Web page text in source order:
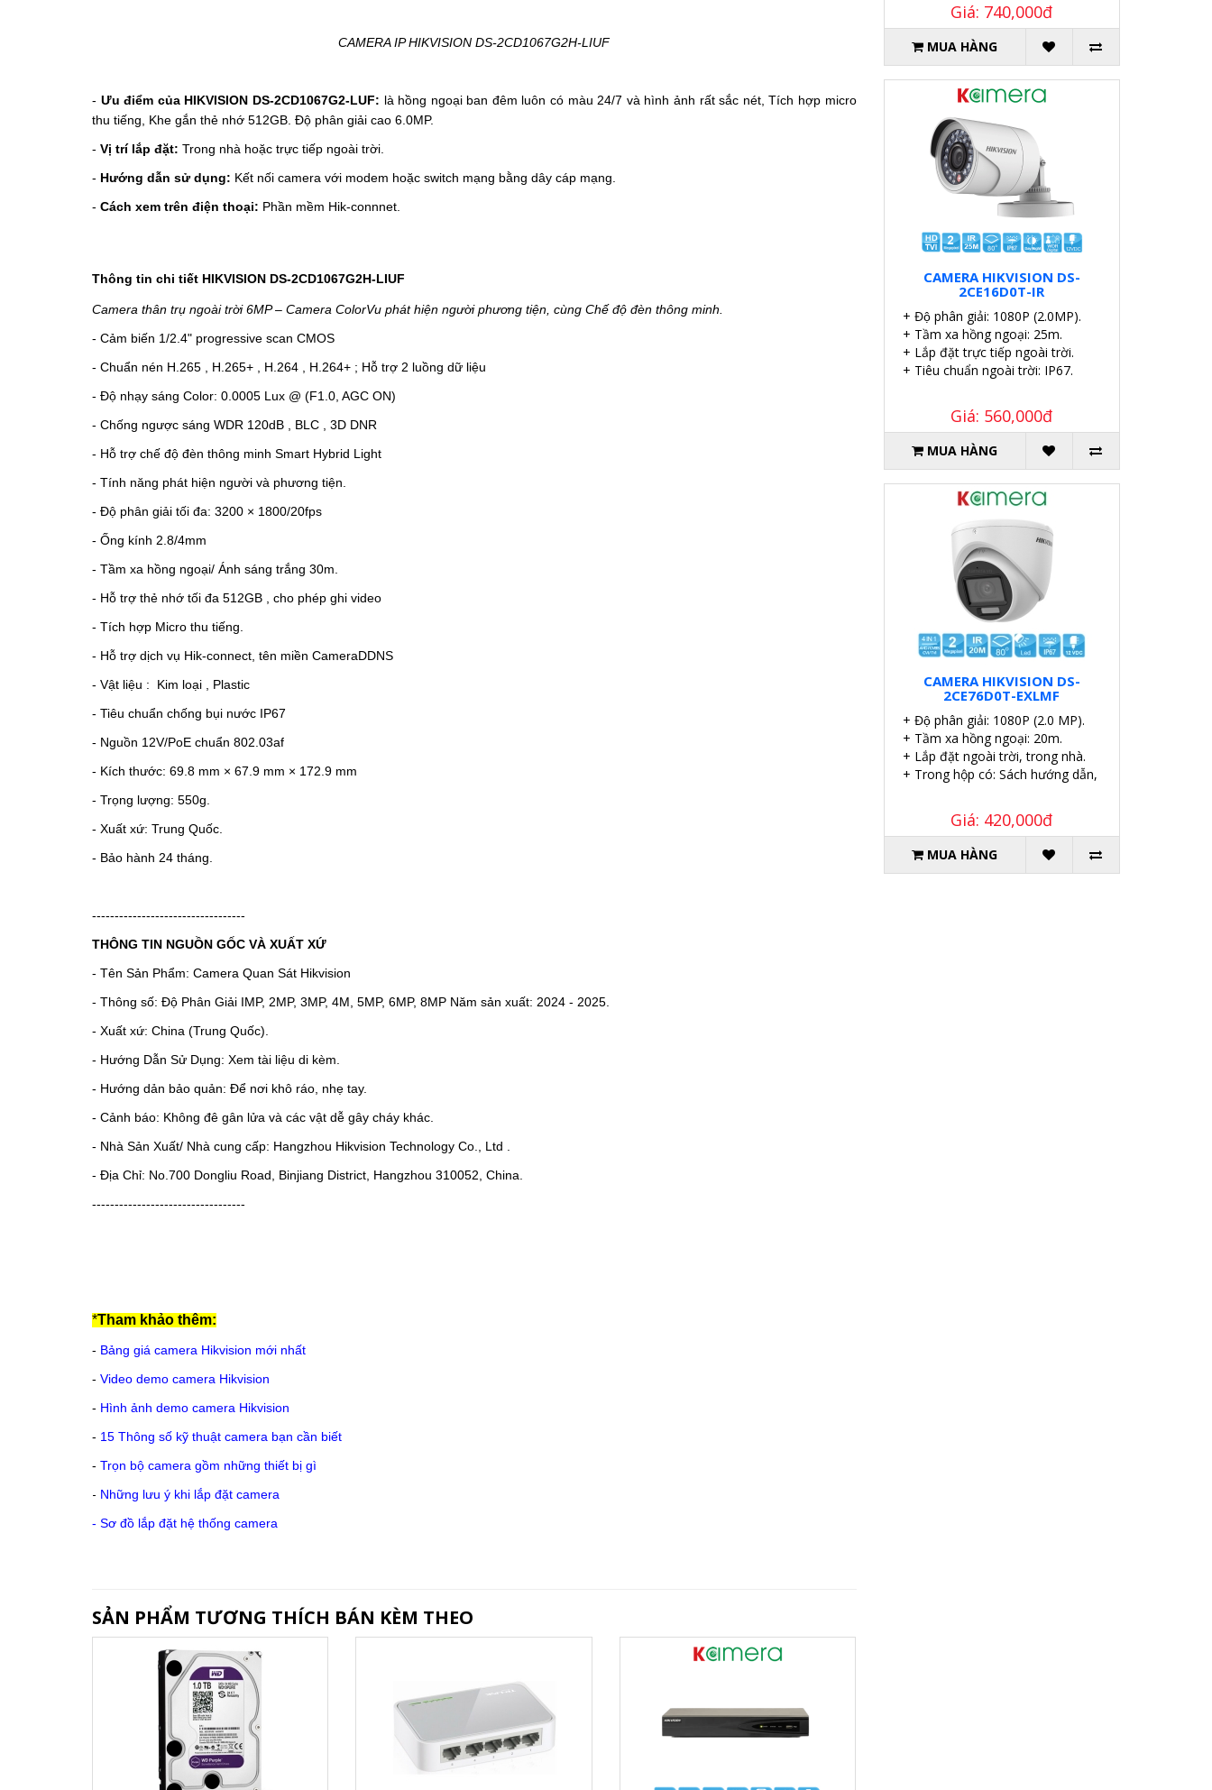
CAMERA IP HIKVISION DS-2CD1067G2H-LIUF
- Ưu điểm của HIKVISION DS-2CD1067G2-LUF: là hồng ngoại ban đêm luôn có màu 24/7 và hình ảnh rất sắc nét,Tích hợp micro
thu tiếng, Khe gắn thẻ nhớ 512GB. Độ phân giải cao 6.0MP.
- Vị trí lắp đặt: Trong nhà hoặc trực tiếp ngoài trời.
- Hướng dẫn sử dụng: Kết nối camera với modem hoặc switch mạng bằng dây cáp mạng.
- Cách xem trên điện thoại: Phần mềm Hik-connnet.
Thông tin chi tiết HIKVISION DS-2CD1067G2H-LIUF
Camera thân trụ ngoài trời 6MP – Camera ColorVu phát hiện người phương tiện, cùng Chế độ đèn thông minh.
- Cảm biến 1/2.4" progressive scan CMOS
- Chuẩn nén H.265 , H.265+ , H.264 , H.264+ ; Hỗ trợ 2 luồng dữ liệu
- Độ nhạy sáng Color: 0.0005 Lux @ (F1.0, AGC ON)
- Chống ngược sáng WDR 120dB , BLC , 3D DNR
- Hỗ trợ chế độ đèn thông minh Smart Hybrid Light
- Tính năng phát hiện người và phương tiện.
- Độ phân giải tối đa: 3200 × 1800/20fps
- Ống kính 2.8/4mm
- Tầm xa hồng ngoại/ Ánh sáng trắng 30m.
- Hỗ trợ thẻ nhớ tối đa 512GB , cho phép ghi video
- Tích hợp Micro thu tiếng.
- Hỗ trợ dịch vụ Hik-connect, tên miền CameraDDNS
- Vật liệu :
Kim loại , Plastic
- Tiêu chuẩn chống bụi nước IP67
- Nguồn 12V/PoE chuẩn 802.03af
- Kích thước: 69.8 mm × 67.9 mm × 172.9 mm
- Trọng lượng: 550g.
- Xuất xứ: Trung Quốc.
- Bảo hành 24 tháng.
----------------------------------
THÔNG TIN NGUỒN GỐC VÀ XUẤT XỨ
- Tên Sản Phẩm: Camera Quan Sát Hikvision
- Thông số: Độ Phân Giải IMP, 2MP, 3MP, 4M, 5MP, 6MP, 8MP Năm sản xuất: 2024 - 2025.
- Xuất xứ: China (Trung Quốc).
- Hướng Dẫn Sử Dụng: Xem tài liệu di kèm.
- Hướng dản bảo quản: Để nơi khô ráo, nhẹ tay.
- Cảnh báo: Không đê gân lửa và các vật dễ gây cháy khác.
- Nhà Sản Xuất/ Nhà cung cấp: Hangzhou Hikvision Technology Co., Ltd .
- Địa Chỉ: No.700 Dongliu Road, Binjiang District, Hangzhou 310052, China.
----------------------------------
*Tham khảo thêm:
- Bảng giá camera Hikvision mới nhất
- Video demo camera Hikvision
- Hình ảnh demo camera Hikvision
- 15 Thông số kỹ thuật camera bạn cần biết
- Trọn bộ camera gồm những thiết bị gì
- Những lưu ý khi lắp đặt camera
- Sơ đồ lắp đặt hệ thống camera
SẢN PHẨM TƯƠNG THÍCH BÁN KÈM THEO
Giá: 740,000đ
MUA HÀNG
CAMERA HIKVISION DS-
2CE16D0T-IR
+ Độ phân giải: 1080P (2.0MP).
+ Tầm xa hồng ngoại: 25m.
+ Lắp đặt trực tiếp ngoài trời.
+ Tiêu chuẩn ngoài trời: IP67.
Giá: 560,000đ
MUA HÀNG
CAMERA HIKVISION DS-
2CE76D0T-EXLMF
+ Độ phân giải: 1080P (2.0 MP).
+ Tầm xa hồng ngoại: 20m.
+ Lắp đặt ngoài trời, trong nhà.
+ Trong hộp có: Sách hướng dẫn, Ốc vít tắc kê.
Giá: 420,000đ
MUA HÀNG